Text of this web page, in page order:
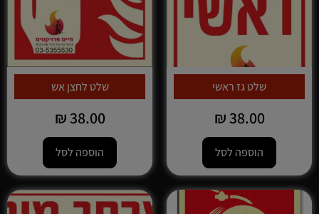
שלט גז ראשי
38.00
₪
הוספה לסל
שלט לחצן אש
38.00
₪
הוספה לסל